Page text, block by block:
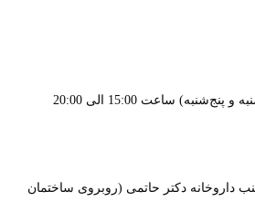
ساعت 15:00 الی 20:00
داروخانه دکتر حاتمی (روبروی ساختمان